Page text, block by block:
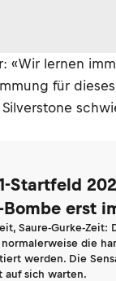
«Wir lernen
für
Startfeld
erst
Saure-Gurke-Zeit:
die
werden. Die
auf sich warten.